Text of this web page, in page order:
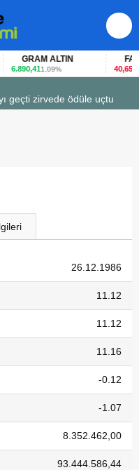
GRAM ALTIN
6.890,411,09%
FAİZ
40,65-
geçti zirvede ödüle uçtu
26.12.1986
11.12
11.12
11.16
-0.12
-1.07
8.352.462,00
93.444.586,44